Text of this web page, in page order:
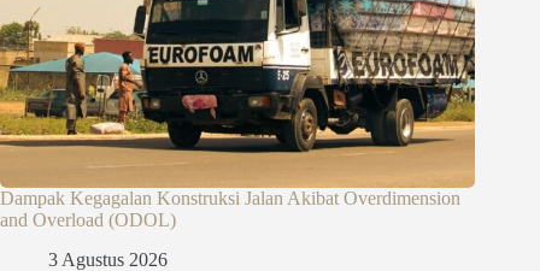
Dampak Kegagalan Konstruksi Jalan Akibat Overdimension
and Overload (ODOL)
3 Agustus 2026